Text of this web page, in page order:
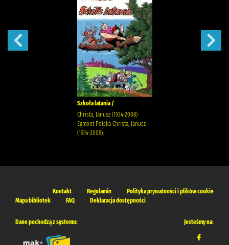
Szkoła latania /
Christa, Janusz (1934-2008)
Egmont Polska Christa, Janusz
(1934-2008).
Kontakt Regulamin
Polityka prywatności i plików cookie
Mapa bibliotek
FAQ Deklaracja dostępności
Dane pochodzą z systemu: Jesteśmy na: